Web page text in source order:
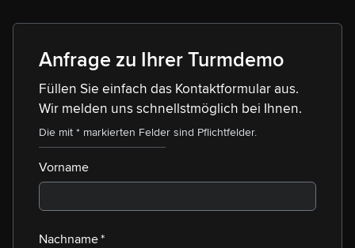
Anfrage zu Ihrer Turmdemo
Füllen Sie einfach das Kontaktformular aus.
Wir melden uns schnellstmöglich bei Ihnen.
Die mit * markierten Felder sind Pflichtfelder.
Vorname
Nachname*
(erforderlich)